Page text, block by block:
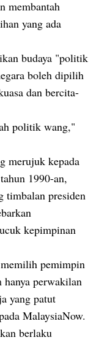
membantah
yang ada
budaya "politik
boleh dipilih
dan bercita-
politik wang,"
merujuk kepada
1990-an,
timbalan presiden
kepimpinan
pemimpin
hanya perwakilan
yang patut
MalaysiaNow.
berlaku